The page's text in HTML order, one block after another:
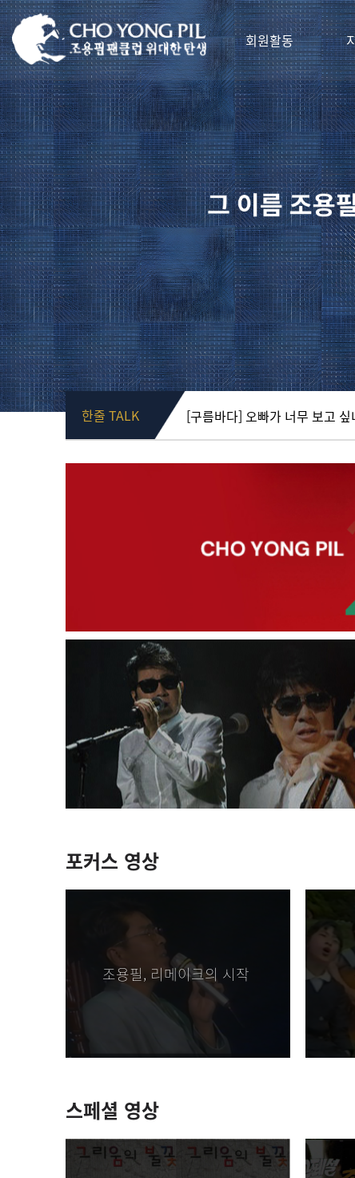
회원활동
한줄 TALK
[123]사랑해요♡ [2026.06.07]
[조대감]환갑선물 영원한 오빠
[구름바다]오빠가 너무 보고
[행복한맘] 더운날씨에 잘 지내
[나의 영원한 스타]조!..조용한
무더위 건강 잘 지키
살아갈 날이 저 꼭지에
문득 오빠 보고싶
게시판에 글 많
[조용필만세] 무슨일이 있었
[123] 사랑해요♡ [2026.06.07]
더운날씨에 잘 지
[나의 영원한 스타] 조!..조용한
무더위 건강 잘 지키
[미세스 한]문득 오빠 보고싶
포커스 영상
조용필, 리메이크의 시작
스페셜 영상